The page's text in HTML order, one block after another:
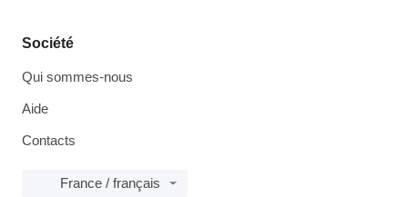
Société
Qui sommes-nous
Aide
Contacts
France / français